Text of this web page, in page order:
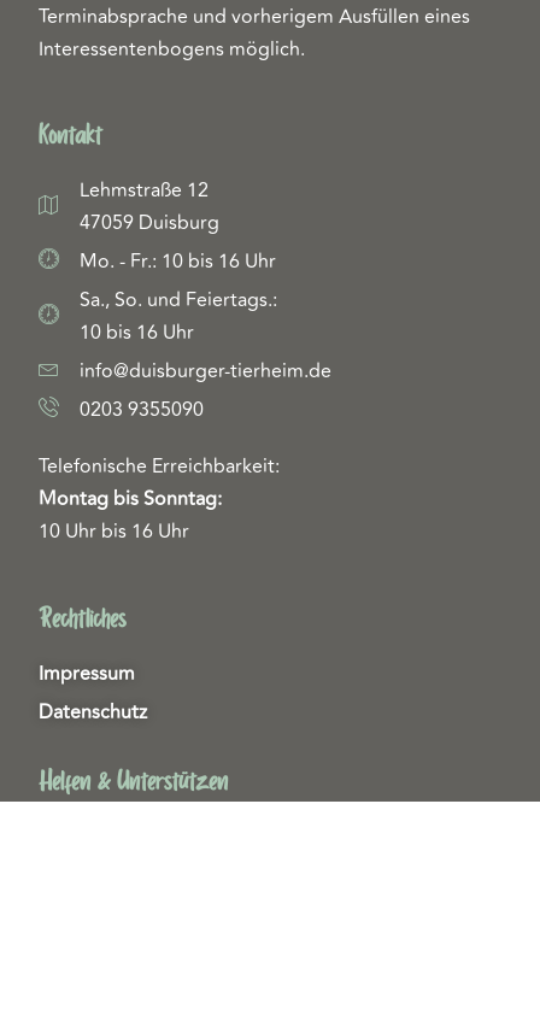
Terminabsprache und vorherigem Ausfüllen eines
Interessentenbogens möglich.
Kontakt
Lehmstraße 12
47059 Duisburg
Mo. - Fr.: 10 bis 16 Uhr
Sa., So. und Feiertags.:
10 bis 16 Uhr
info@duisburger-tierheim.de
0203 9355090
Telefonische Erreichbarkeit:
Montag bis Sonntag:
10 Uhr bis 16 Uhr
Rechtliches
Impressum
Datenschutz
Helfen & Unterstützen